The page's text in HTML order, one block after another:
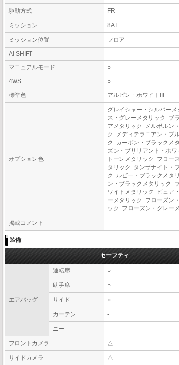
駆動方式 FR
ミッション 8AT
ミッション位置 フロア
AI-SHIFT
-
マニュアルモード
○
4WS
○
標準色
アルピン・ホワイトIII
オプション色
グレイシャー・シルバー
ス・グレーメタリック ブ
アメタリック メルボルン
ク メディテラニアン・ブ
ク カーボン・ブラックメ
ズン・ブリリアント・ホ
トーンメタリック フロー
タリック タンザナイト・
ク ルビー・ブラックメタ
ン・ブラックメタリック
ワイトメタリック ピュア
ーメタリック フローズン
ック フローズン・グレー
掲載コメント -
装備
セーフティ
エアバッグ
運転席 ○
助手席 ○
サイド ○
カーテン -
ニー -
フロントカメラ △
サイドカメラ △